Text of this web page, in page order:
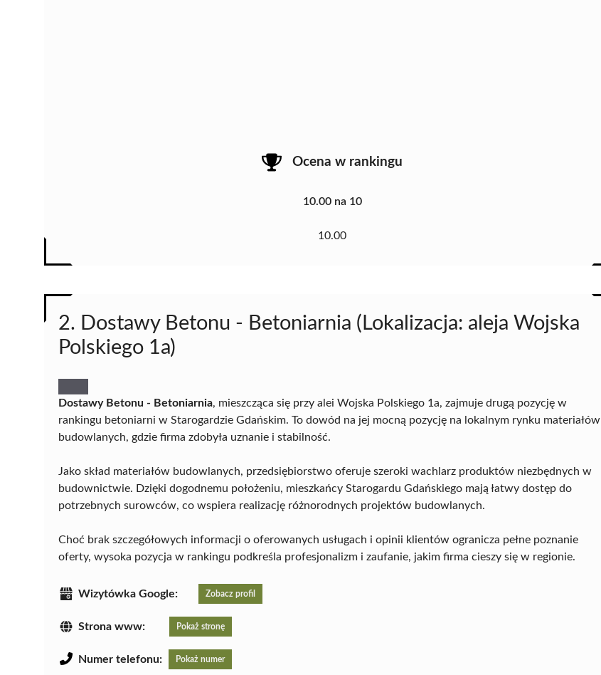
Ocena w rankingu
10.00 na 10
10.00
2. Dostawy Betonu - Betoniarnia (Lokalizacja: aleja Wojska
Polskiego 1a)
Dostawy Betonu - Betoniarnia, mieszcząca się przy alei Wojska Polskiego 1a, zajmuje drugą pozycję w
rankingu betoniarni w Starogardzie Gdańskim. To dowód na jej mocną pozycję na lokalnym rynku materiałów
budowlanych, gdzie firma zdobyła uznanie i stabilność.
Jako skład materiałów budowlanych, przedsiębiorstwo oferuje szeroki wachlarz produktów niezbędnych w
budownictwie. Dzięki dogodnemu położeniu, mieszkańcy Starogardu Gdańskiego mają łatwy dostęp do
potrzebnych surowców, co wspiera realizację różnorodnych projektów budowlanych.
Choć brak szczegółowych informacji o oferowanych usługach i opinii klientów ogranicza pełne poznanie
oferty, wysoka pozycja w rankingu podkreśla profesjonalizm i zaufanie, jakim firma cieszy się w regionie.
Wizytówka Google: Zobacz profil
Strona www: Pokaż stronę
Numer telefonu: Pokaż numer